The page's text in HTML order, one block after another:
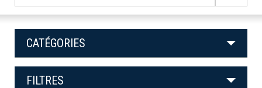
CATÉGORIES
FILTRES